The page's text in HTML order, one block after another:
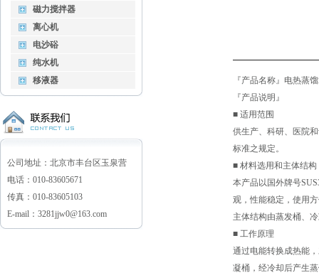
磁力搅拌器
离心机
电沙硲
纯水机
移液器
公司地址：北京市丰台区玉泉营
电话：010-83605671
传真：010-83605103
E-mail：3281jjw0@163.com
『产品名称』电热蒸
『产品说明』
■ 适用范围
供生产、科研、医院
标准之规定。
■ 材料选用和主体结构
本产品以国外牌号
观，性能稳定，使用
主体结构由蒸发桶、
■ 工作原理
通过电能转换成热能
凝桶，经冷却后产生